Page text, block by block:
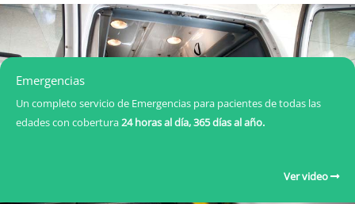
Emergencias
Un completo servicio de Emergencias para pacientes de todas las
edades con cobertura24 horas al día, 365 días al año.
Ver video